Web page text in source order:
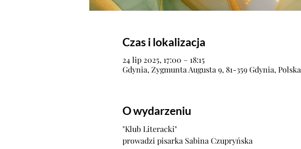
Czas i lokalizacja
24 lip 2025, 17:00 – 18:15
Gdynia, Zygmunta Augusta 9, 81-359 Gdynia, Polska
O wydarzeniu
"Klub Literacki"
prowadzi pisarka Sabina Czupryńska